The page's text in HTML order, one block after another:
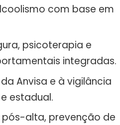
com base em
psicoterapia e
integradas.
Anvisa e à vigilância
estadual.
alta, prevenção de